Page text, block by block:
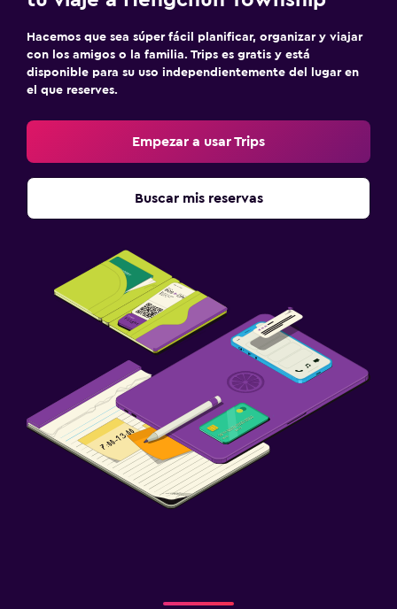
Escritorio
Salud y seguridad
Limpieza diaria
Hacemos que sea súper fácil planificar, organizar y viajar
con los amigos o la familia. Trips es gratis y está
disponible para su uso independientemente del lugar en
el que reserves.
Empezar a usar Trips
Buscar mis reservas